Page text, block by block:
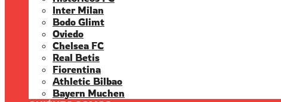
Inter Milan
Bodo Glimt
Oviedo
Chelsea FC
Real Betis
Fiorentina
Athletic Bilbao
Bayern Muchen